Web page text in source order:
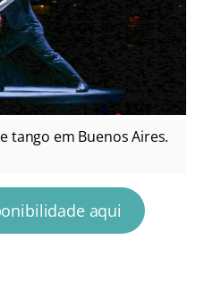
tango em Buenos Aires.
aqui